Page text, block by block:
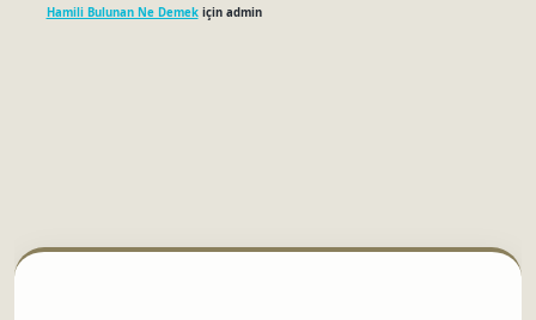
Hamili Bulunan Ne Demekiçin admin